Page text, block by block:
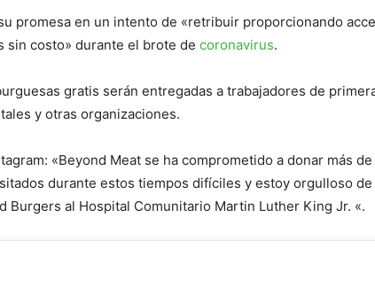
promesa en un intento de «retribuir proporcionando
sin costo» durante el brote de coronavirus.
gratis serán entregadas a trabajadores de
y otras organizaciones.
«Beyond Meat se ha comprometido a donar más
durante estos tiempos difíciles y estoy orgulloso
Burgers al Hospital Comunitario Martin Luther King Jr. «.